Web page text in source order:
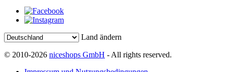
Land ändern
© 2010-2026 niceshops GmbH - All rights reserved.